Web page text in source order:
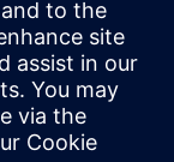
ha árajánlatot
akár
Ez
lenne
és képzési